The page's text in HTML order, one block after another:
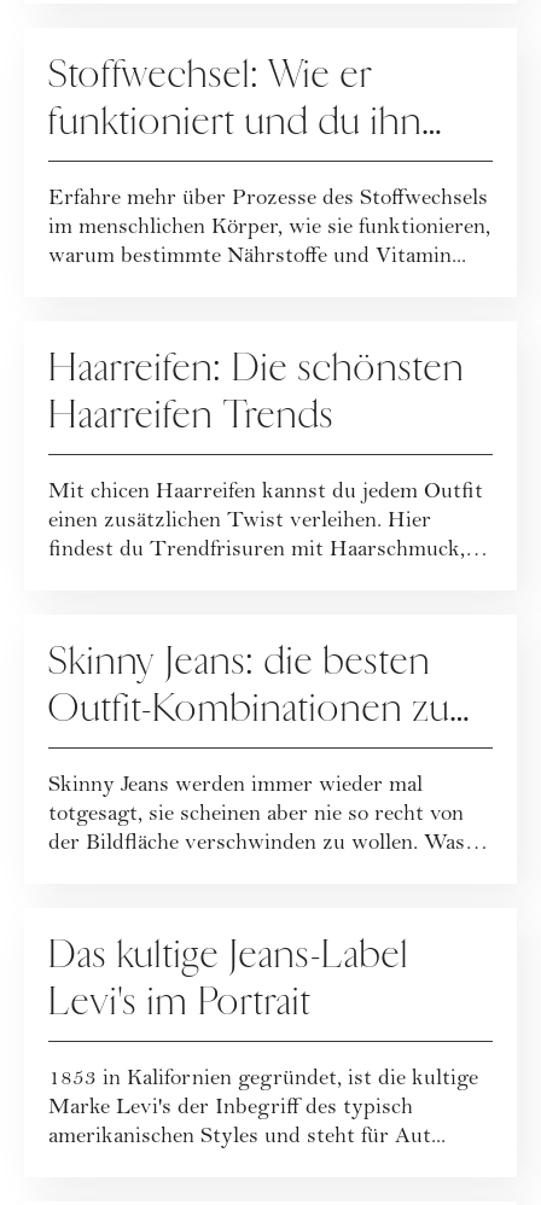
Stoffwechsel: Wie er
funktioniert und du ihn
ankurbeln kannst
Erfahre mehr über Prozesse des Stoffwechsels
im menschlichen Körper, wie sie funktionieren,
warum bestimmte Nährstoffe und Vitamin...
Haarreifen: Die schönsten
Haarreifen Trends
Mit chicen Haarreifen kannst du jedem Outfit
einen zusätzlichen Twist verleihen. Hier
findest du Trendfrisuren mit Haarschmuck,
Skinny Jeans: die besten
Outfit-Kombinationen zum
Nachstylen
Skinny Jeans werden immer wieder mal
totgesagt, sie scheinen aber nie so recht von
der Bildfläche verschwinden zu wollen. Was
Das kultige Jeans-Label
Levi's im Portrait
1853 in Kalifornien gegründet, ist die kultige
Marke Levi's der Inbegriff des typisch
amerikanischen Styles und steht für Aut...